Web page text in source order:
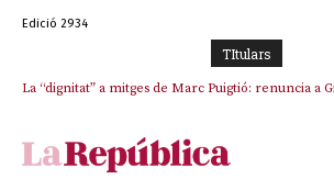
Edició 2934
TItulars
La “dignitat” a mitges de Marc Puigtió: renuncia a